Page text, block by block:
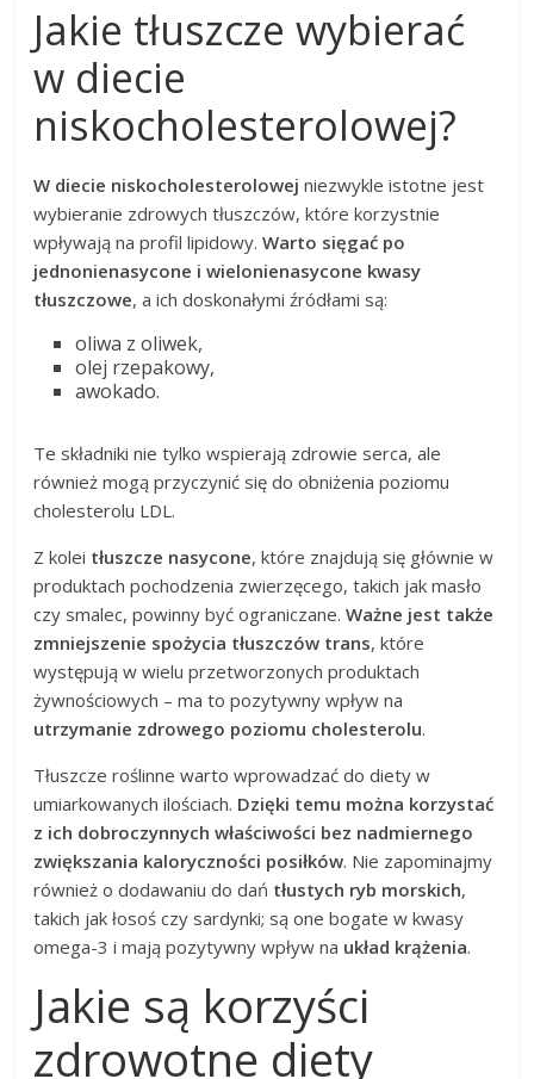
Jakie tłuszcze wybierać
w diecie
niskocholesterolowej?
W diecie niskocholesterolowej niezwykle istotne jest
wybieranie zdrowych tłuszczów, które korzystnie
wpływają na profil lipidowy.Warto sięgać po
jednonienasycone i wielonienasycone kwasy
tłuszczowe, a ich doskonałymi źródłami są:
oliwa z oliwek,
olej rzepakowy,
awokado.
Te składniki nie tylko wspierają zdrowie serca, ale
również mogą przyczynić się do obniżenia poziomu
cholesterolu LDL.
Z kolei tłuszcze nasycone, które znajdują się głównie w
produktach pochodzenia zwierzęcego, takich jak masło
czy smalec, powinny być ograniczane.Ważne jest także
zmniejszenie spożycia tłuszczów trans, które
występują w wielu przetworzonych produktach
żywnościowych – ma to pozytywny wpływ na
utrzymanie zdrowego poziomu cholesterolu.
Tłuszcze roślinne warto wprowadzać do diety w
umiarkowanych ilościach. Dzięki temu można korzystać
z ich dobroczynnych właściwości bez nadmiernego
zwiększania kaloryczności posiłków. Nie zapominajmy
również o dodawaniu do dań tłustych ryb morskich,
takich jak łosoś czy sardynki; są one bogate w kwasy
omega-3 i mają pozytywny wpływ na układ krążenia.
Jakie są korzyści
zdrowotne diety